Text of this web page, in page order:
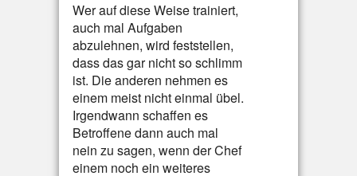
Wer auf diese Weise trainiert,
auch mal Aufgaben
abzulehnen, wird feststellen,
dass das gar nicht so schlimm
ist. Die anderen nehmen es
einem meist nicht einmal übel.
Irgendwann schaffen es
Betroffene dann auch mal
nein zu sagen, wenn der Chef
einem noch ein weiteres